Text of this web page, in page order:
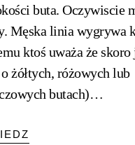
buta. Oczywiscie
Męska linia wygrywa
ktoś uważa że
żółtych, różowych lub
butach)…